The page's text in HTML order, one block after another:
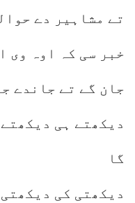
تے مشاہیر دے
خبر سی کہ اوہ وی
جان گے تے جاندے
دیکھتے ہی
گا
دیکھتی کی